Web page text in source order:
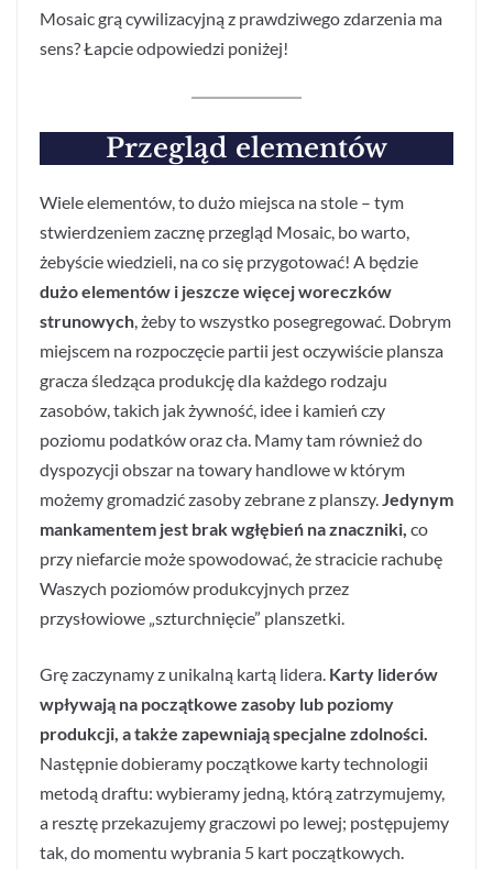
Mosaic grą cywilizacyjną z prawdziwego zdarzenia ma
sens? Łapcie odpowiedzi poniżej!
Przegląd elementów
Wiele elementów, to dużo miejsca na stole – tym
stwierdzeniem zacznę przegląd Mosaic, bo warto,
żebyście wiedzieli, na co się przygotować! A będzie
dużo elementów i jeszcze więcej woreczków
strunowych, żeby to wszystko posegregować. Dobrym
miejscem na rozpoczęcie partii jest oczywiście plansza
gracza śledząca produkcję dla każdego rodzaju
zasobów, takich jak żywność, idee i kamień czy
poziomu podatków oraz cła. Mamy tam również do
dyspozycji obszar na towary handlowe w którym
możemy gromadzić zasoby zebrane z planszy.Jedynym
mankamentem jest brak wgłębień na znaczniki, co
przy niefarcie może spowodować, że stracicie rachubę
Waszych poziomów produkcyjnych przez
przysłowiowe „szturchnięcie” planszetki.
Grę zaczynamy z unikalną kartą lidera. Karty liderów
wpływają na początkowe zasoby lub poziomy
produkcji, a także zapewniają specjalne zdolności.
Następnie dobieramy początkowe karty technologii
metodą draftu: wybieramy jedną, którą zatrzymujemy,
a resztę przekazujemy graczowi po lewej; postępujemy
tak, do momentu wybrania 5 kart początkowych.